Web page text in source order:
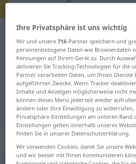
Deutsch-Polnisch Wörterbuch
Deutsch-Polnisch
"Zusicherung"
"Zusicherung"
Übersetzung
„Zusicherung“:
Ihre Privatsphäre ist uns wichtig
Wir und unsere716-Partner speichern und
personenbezogene Daten wie Browserdaten
Kennungen auf Ihrem Gerät zu. Durch
aktivieren Sie Tracking-Technologien für die
Partner verarbeiten Daten, um Ihnen Dienste
aufgeführten Zwecke. Wenn Tracker
Inhalte und Anzeigen möglicherweise nicht
können dieses Menü jederzeit wieder
ändern oder Ihre Einwilligung zu widerrufen,
Privatsphäre-Einstellungen am unteren Rand
Einstellungen gelten innerhalb unseres
finden Sie in unserer Datenschutzerklärung.
Wir verwenden Cookies, damit Sie unsere
und wir besser mit Ihnen kommunizieren